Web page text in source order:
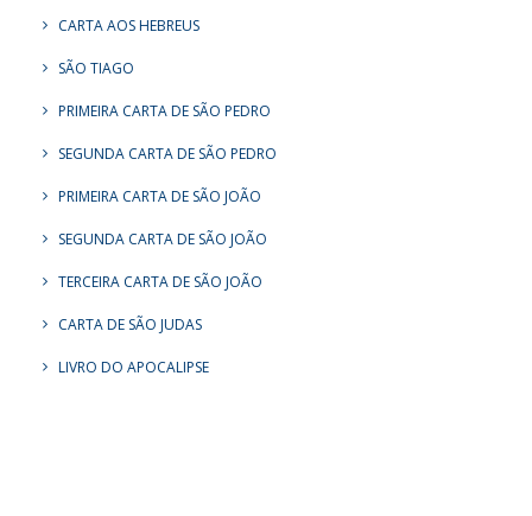
CARTA AOS HEBREUS
SÃO TIAGO
PRIMEIRA CARTA DE SÃO PEDRO
SEGUNDA CARTA DE SÃO PEDRO
PRIMEIRA CARTA DE SÃO JOÃO
SEGUNDA CARTA DE SÃO JOÃO
TERCEIRA CARTA DE SÃO JOÃO
CARTA DE SÃO JUDAS
LIVRO DO APOCALIPSE